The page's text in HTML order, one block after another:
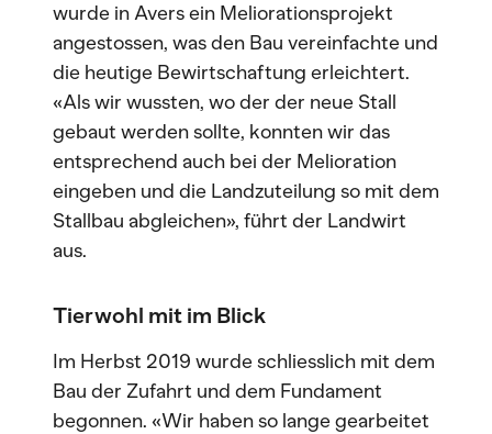
wurde in Avers ein Meliorationsprojekt
angestossen, was den Bau vereinfachte und
die heutige Bewirtschaftung erleichtert.
«Als wir wussten, wo der der neue Stall
gebaut werden sollte, konnten wir das
entsprechend auch bei der Melioration
eingeben und die Landzuteilung so mit dem
Stallbau abgleichen», führt der Landwirt
aus.
Tierwohl mit im Blick
Im Herbst 2019 wurde schliesslich mit dem
Bau der Zufahrt und dem Fundament
begonnen. «Wir haben so lange gearbeitet